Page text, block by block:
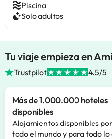
Piscina
Solo adultos
Tu viaje empieza en
Trustpilot 4.5/5
Más de 1.000.000 hoteles
disponibles
Alojamientos disponibles por
todo el mundo y para todo lo